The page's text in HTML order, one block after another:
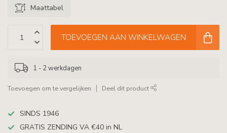
Maattabel
TOEVOEGEN AAN WINKELWAGEN
1 - 2 werkdagen
Toevoegen om te vergelijken Deel dit product
SINDS 1946
GRATIS ZENDING VA €40 in NL